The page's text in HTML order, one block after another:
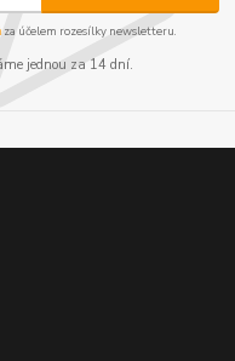
za účelem rozesílky newsletteru.
jednou za 14 dní.